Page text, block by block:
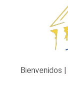
Bienvenidos |